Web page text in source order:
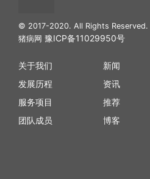
© 2017-2020. All Rights Reserved.
猪病网 豫ICP备11029950号
关于我们
发展历程
服务项目
团队成员
新闻
资讯
推荐
博客